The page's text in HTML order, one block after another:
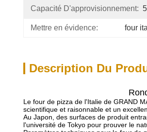
Capacité D'approvisionnement:
Mettre en évidence: four
Description Du
Le four de pizza de l'Italie de GRAND
scientifique et raisonnable et un
Au Japon, des surfaces de produit
l'université de Tokyo pour prouver le